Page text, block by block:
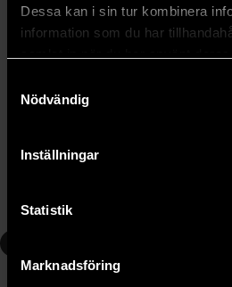
Dessa kan i sin tur kombinera
information som du har
Nödvändig
Inställningar
Statistik
Marknadsföring
279 kr
Beställ